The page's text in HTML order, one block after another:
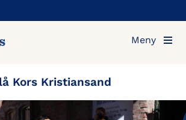
Meny
Kors Kristiansand